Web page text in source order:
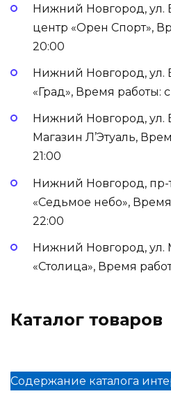
Нижний Новгород, ул.
центр «Орен Спорт»,
20:00
Нижний Новгород, ул.
«Град», Время работы:
Нижний Новгород, ул.
Магазин Л’Этуаль,
21:00
Нижний Новгород, пр-т
«Седьмое небо»,
22:00
Нижний Новгород, ул.
«Столица», Время
Каталог товаров
Содержание каталога